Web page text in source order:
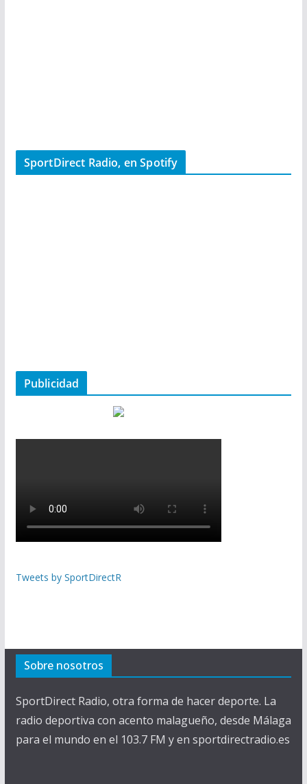
SportDirect Radio, en Spotify
Publicidad
Tweets by SportDirectR
Sobre nosotros
SportDirect Radio, otra forma de hacer deporte. La
radio deportiva con acento malagueño, desde Málaga
para el mundo en el 103.7 FM y en sportdirectradio.es